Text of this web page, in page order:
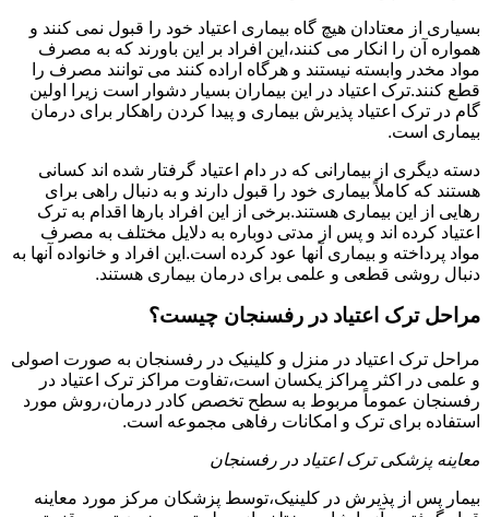
بسیاری از معتادان هیچ گاه بیماری اعتیاد خود را قبول نمی کنند و
همواره آن را انکار می کنند،این افراد بر این باورند که به مصرف
مواد مخدر وابسته نیستند و هرگاه اراده کنند می توانند مصرف را
قطع کنند.ترک اعتیاد در این بیماران بسیار دشوار است زیرا اولین
گام در ترک اعتیاد پذیرش بیماری و پیدا کردن راهکار برای درمان
بیماری است.
دسته دیگری از بیمارانی که در دام اعتیاد گرفتار شده اند کسانی
هستند که کاملاً بیماری خود را قبول دارند و به دنبال راهی برای
رهایی از این بیماری هستند.برخی از این افراد بارها اقدام به ترک
اعتیاد کرده اند و پس از مدتی دوباره به دلایل مختلف به مصرف
مواد پرداخته و بیماری آنها عود کرده است.این افراد و خانواده آنها به
دنبال روشی قطعی و علمی برای درمان بیماری هستند.
مراحل ترک اعتیاد در رفسنجان چیست؟
مراحل ترک اعتیاد در منزل و کلینیک در رفسنجان به صورت اصولی
و علمی در اکثر مراکز یکسان است،تفاوت مراکز ترک اعتیاد در
رفسنجان عموماً مربوط به سطح تخصص کادر درمان،روش مورد
استفاده برای ترک و امکانات رفاهی مجموعه است.
معاینه پزشکی ترک اعتیاد در رفسنجان
بیمار پس از پذیرش در کلینیک،توسط پزشکان مرکز مورد معاینه